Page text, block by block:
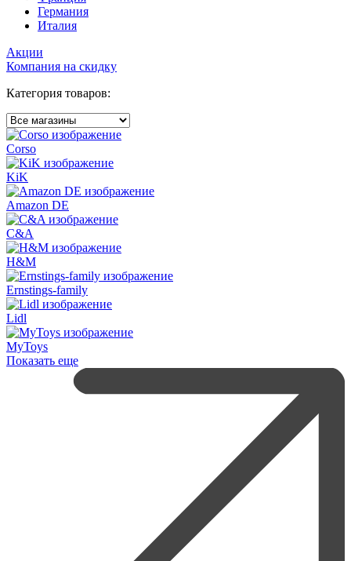
Германия
Италия
Акции
Компания на скидку
Категория товаров:
Corso
KiK
Amazon DE
C&A
H&M
Ernstings-family
Lidl
MyToys
Показать еще